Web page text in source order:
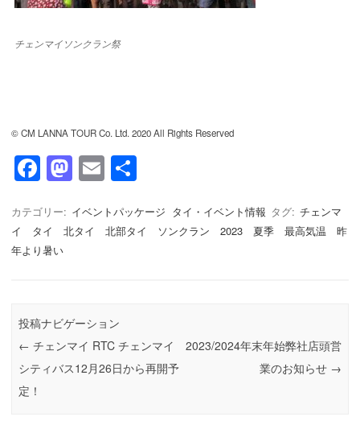
チェンマイソンクラン祭
© CM LANNA TOUR Co. Ltd. 2020 All Rights Reserved
F
c
e
o
k
M
st
o
n
E
ail
カテゴリー: イベントパッケージ タイ・イベント情報 タグ: チェンマ
イ タイ 北タイ 北部タイ ソンクラン 2023 夏季 最高気温 昨
年より暑い
投稿ナビゲーション
← チェンマイ RTC チェンマイ
シティバス12月26日から再開予
定！
2023/2024年末年始弊社店頭営
業のお知らせ →